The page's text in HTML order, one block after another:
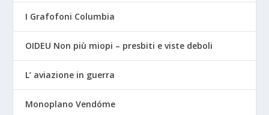
I Grafofoni Columbia
OIDEU Non più miopi – presbiti e viste deboli
L’ aviazione in guerra
Monoplano Vendóme